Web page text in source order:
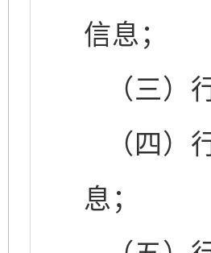
信息；
（三
（四）
息；